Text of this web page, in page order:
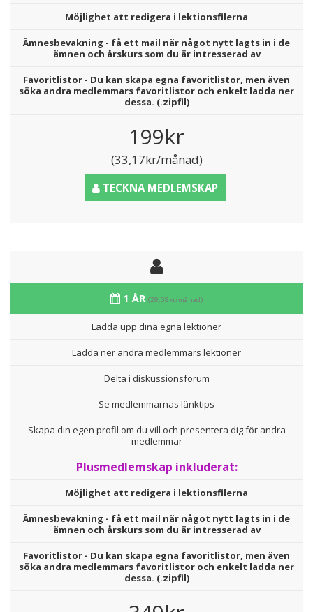
Möjlighet att redigera i lektionsfilerna
Ämnesbevakning - få ett mail när något nytt lagts in i de
ämnen och årskurs som du är intresserad av
Favoritlistor - Du kan skapa egna favoritlistor, men även
söka andra medlemmars favoritlistor och enkelt ladda ner
dessa. (.zipfil)
199kr
(33,17kr/månad)
TECKNA MEDLEMSKAP
1 ÅR (29,08kr/månad)
Ladda upp dina egna lektioner
Ladda ner andra medlemmars lektioner
Delta i diskussionsforum
Se medlemmarnas länktips
Skapa din egen profil om du vill och presentera dig för andra
medlemmar
Plusmedlemskap inkluderat:
Möjlighet att redigera i lektionsfilerna
Ämnesbevakning - få ett mail när något nytt lagts in i de
ämnen och årskurs som du är intresserad av
Favoritlistor - Du kan skapa egna favoritlistor, men även
söka andra medlemmars favoritlistor och enkelt ladda ner
dessa. (.zipfil)